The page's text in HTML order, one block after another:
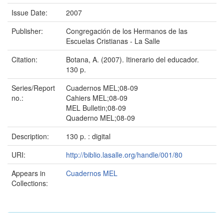
Issue Date:
2007
Publisher:
Congregación de los Hermanos de las
Escuelas Cristianas - La Salle
Citation:
Botana, A. (2007). Itinerario del educador.
130 p.
Series/Report
no.:
Cuadernos MEL;08-09
Cahiers MEL;08-09
MEL Bulletin;08-09
Quaderno MEL;08-09
Description:
130 p. : digital
URI:
http://biblio.lasalle.org/handle/001/80
Appears in
Collections:
Cuadernos MEL